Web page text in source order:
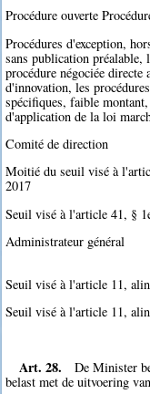
Procédure ouverte
Procédures d'exception,
sans publication préalable,
procédure négociée
d'innovation, les
spécifiques, faible
d'application de la loi
Comité de direction
Moitié du seuil visé à
2017
Seuil visé à l'article 41, §
Administrateur général
Seuil visé à l'article 11,
Seuil visé à l'article 11,
Art. 28.
De Minister
belast met de uitvoering